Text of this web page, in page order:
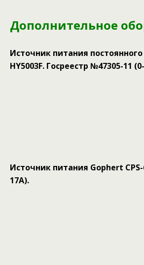
Дополнительное
Источник питания
HY5003F. Госреестр №47305-11
Источник питания Gophert CPS-
17А).